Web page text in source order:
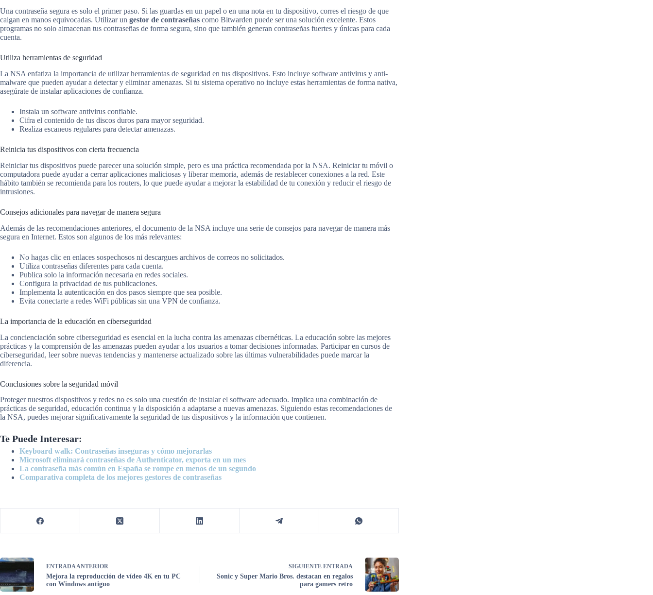
Una contraseña segura es solo el primer paso. Si las guardas en un papel o en una nota en tu dispositivo, corres el riesgo de que
caigan en manos equivocadas. Utilizar un gestor de contraseñas como Bitwarden puede ser una solución excelente. Estos
programas no solo almacenan tus contraseñas de forma segura, sino que también generan contraseñas fuertes y únicas para cada
cuenta.
Utiliza herramientas de seguridad
La NSA enfatiza la importancia de utilizar herramientas de seguridad en tus dispositivos. Esto incluye software antivirus y anti-
malware que pueden ayudar a detectar y eliminar amenazas. Si tu sistema operativo no incluye estas herramientas de forma nativa,
asegúrate de instalar aplicaciones de confianza.
Instala un software antivirus confiable.
Cifra el contenido de tus discos duros para mayor seguridad.
Realiza escaneos regulares para detectar amenazas.
Reinicia tus dispositivos con cierta frecuencia
Reiniciar tus dispositivos puede parecer una solución simple, pero es una práctica recomendada por la NSA. Reiniciar tu móvil o
computadora puede ayudar a cerrar aplicaciones maliciosas y liberar memoria, además de restablecer conexiones a la red. Este
hábito también se recomienda para los routers, lo que puede ayudar a mejorar la estabilidad de tu conexión y reducir el riesgo de
intrusiones.
Consejos adicionales para navegar de manera segura
Además de las recomendaciones anteriores, el documento de la NSA incluye una serie de consejos para navegar de manera más
segura en Internet. Estos son algunos de los más relevantes:
No hagas clic en enlaces sospechosos ni descargues archivos de correos no solicitados.
Utiliza contraseñas diferentes para cada cuenta.
Publica solo la información necesaria en redes sociales.
Configura la privacidad de tus publicaciones.
Implementa la autenticación en dos pasos siempre que sea posible.
Evita conectarte a redes WiFi públicas sin una VPN de confianza.
La importancia de la educación en ciberseguridad
La concienciación sobre ciberseguridad es esencial en la lucha contra las amenazas cibernéticas. La educación sobre las mejores
prácticas y la comprensión de las amenazas pueden ayudar a los usuarios a tomar decisiones informadas. Participar en cursos de
ciberseguridad, leer sobre nuevas tendencias y mantenerse actualizado sobre las últimas vulnerabilidades puede marcar la
diferencia.
Conclusiones sobre la seguridad móvil
Proteger nuestros dispositivos y redes no es solo una cuestión de instalar el software adecuado. Implica una combinación de
prácticas de seguridad, educación continua y la disposición a adaptarse a nuevas amenazas. Siguiendo estas recomendaciones de
la NSA, puedes mejorar significativamente la seguridad de tus dispositivos y la información que contienen.
Te Puede Interesar:
Keyboard walk: Contraseñas inseguras y cómo mejorarlas
Microsoft eliminará contraseñas de Authenticator, exporta en un mes
La contraseña más común en España se rompe en menos de un segundo
Comparativa completa de los mejores gestores de contraseñas
ENTRADAANTERIOR
Mejora la reproducción de vídeo 4K en tu PC
con Windows antiguo
SIGUIENTEENTRADA
Sonic y Super Mario Bros. destacan en regalos
para gamers retro